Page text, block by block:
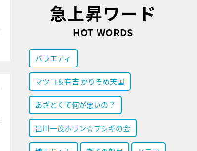
急上昇ワード
HOT WORDS
バラエティ
マツコ＆有吉 かりそめ天国
あざとくて何が悪いの？
出川一茂ホラン☆フシギの会